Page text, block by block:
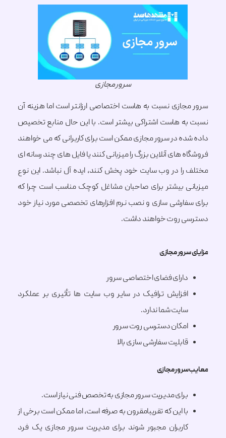
نسبت به هاست اختصاصی ارزانتر است اما هزینه آن
هاست اشتراکی بیشتر است. با این حال منابع تخصیص
در سرور مجازی ممکن است برای کاربرانی که می خواهند
های آنلاین بزرگ را میزبانی کنند یا فایل های چند رسانه ای
در وب سایت خود پخش کنند، ایده آل نباشد. این نوع
بیشتر برای صاحبان مشاغل کوچک مناسب است چرا که
سازی و نصب نرم افزارهای تخصصی مورد نیاز خود
روت خواهند داشت.
مجازی
دارای فضای اختصاصی سرور
افزایش ترافیک در سایر وب سایت ها تأثیری بر عملکرد
سایت شما ندارد.
امکان دسترسی روت سرور
قابلیت سفارشی سازی بالا
مجازی
برای مدیریت سرور مجازی به تخصص فنی نیاز است.
با این که تقریبامقرون به صرفه است، اما ممکن است برخی از
کاربران مجبور شوند برای مدیریت سرور مجازی یک فرد